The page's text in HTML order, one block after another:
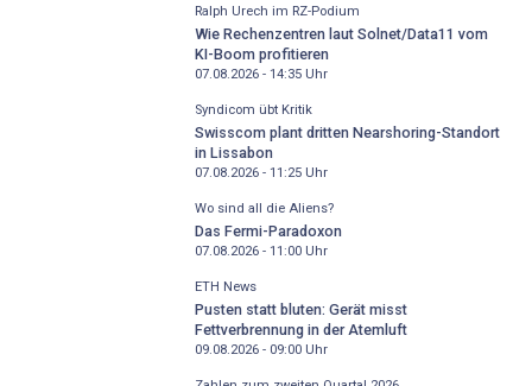
Ralph Urech im RZ-Podium
Wie Rechenzentren laut Solnet/Data11 vom
KI-Boom profitieren
07.08.2026 - 14:35Uhr
Syndicom übt Kritik
Swisscom plant dritten Nearshoring-Standort
in Lissabon
07.08.2026 - 11:25Uhr
Wo sind all die Aliens?
Das Fermi-Paradoxon
07.08.2026 - 11:00Uhr
ETH News
Pusten statt bluten: Gerät misst
Fettverbrennung in der Atemluft
09.08.2026 - 09:00Uhr